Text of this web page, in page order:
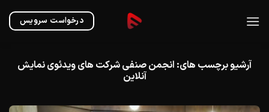
درخواست سرویس
آرشیو برچسب های: انجمن صنفی شرکت های ویدئوی نمایش
آنلاین